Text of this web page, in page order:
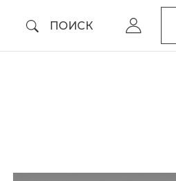
ПОИСК